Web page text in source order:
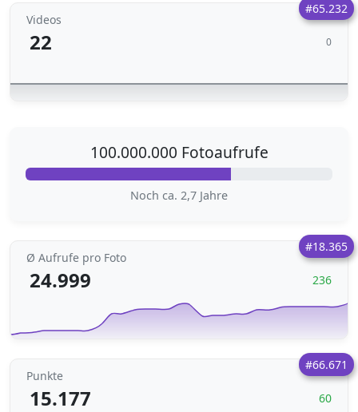
#65.232
Videos
22 0
100.000.000 Fotoaufrufe
Noch ca. 2,7 Jahre
#18.365
Ø Aufrufe pro Foto
24.999 236
#66.671
Punkte
15.177 60